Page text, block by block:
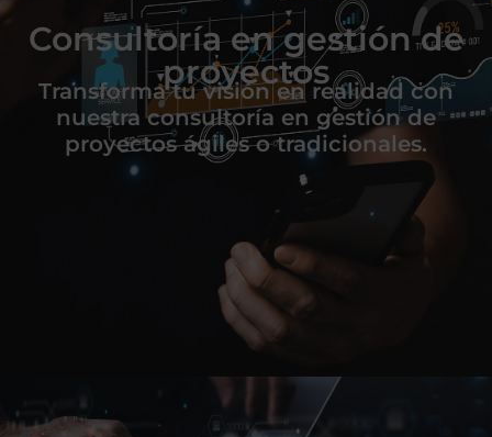
Consultoría en gestión de
proyectos
Transforma tu visión en realidad con
nuestra consultoría en gestión de
proyectos ágiles o tradicionales.